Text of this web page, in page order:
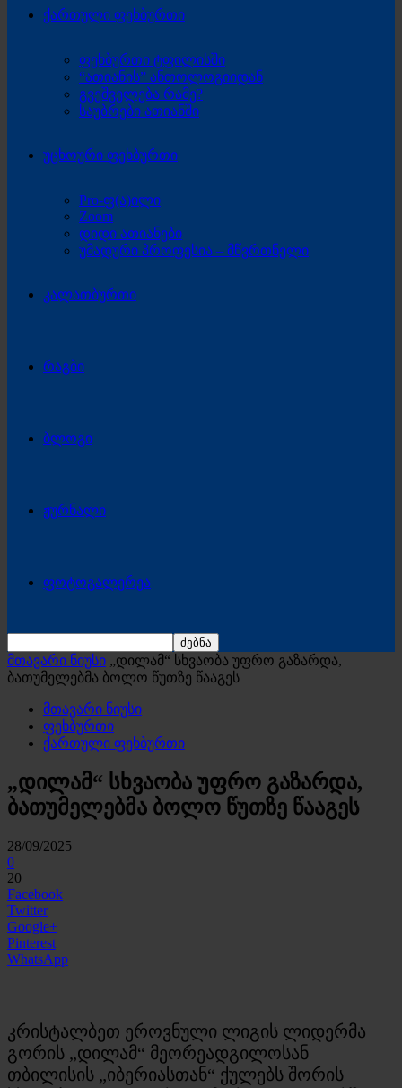
ქართული ფეხბურთი
ფეხბურთი ტფილისში
“ათიანის” ანთოლოგიიდან
გვეშველება რამე?
საუბრები ათიანში
უცხოური ფეხბურთი
Pro-ფ(ა)ილი
Zoom
დიდი ათიანები
უმადური პროფესია – მწვრთნელი
კალათბურთი
რაგბი
ბლოგი
ჟურნალი
ფოტოგალერეა
მთავარი ნიუსი „დილამ“ სხვაობა უფრო გაზარდა,
ბათუმელებმა ბოლო წუთზე წააგეს
მთავარი ნიუსი
ფეხბურთი
ქართული ფეხბურთი
„დილამ“ სხვაობა უფრო გაზარდა,
ბათუმელებმა ბოლო წუთზე წააგეს
28/09/2025
0
20
Facebook
Twitter
Google+
Pinterest
WhatsApp
კრისტალბეთ ეროვნული ლიგის ლიდერმა
გორის „დილამ“ მეორეადგილოსან
თბილისის „იბერიასთან“ ქულებს შორის